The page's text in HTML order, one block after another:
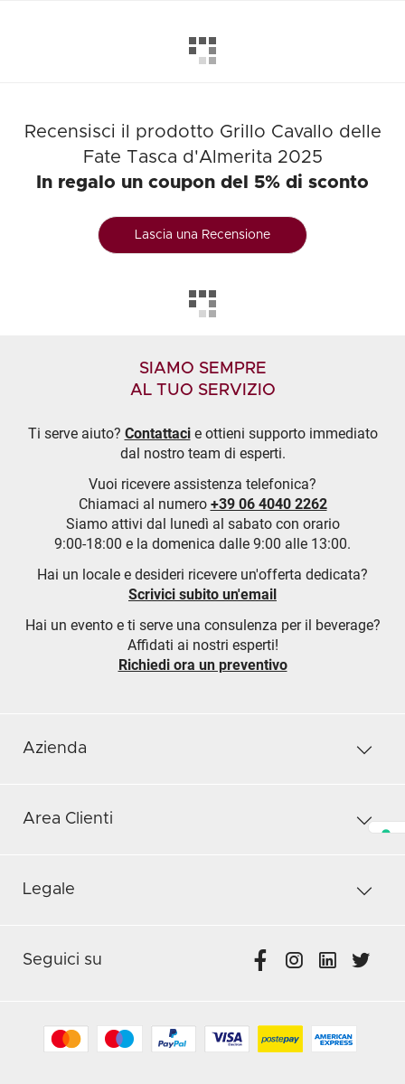
Recensisci il prodotto Grillo Cavallo delle
Fate Tasca d'Almerita 2025
In regalo un coupon del 5% di sconto
Lascia una Recensione
SIAMO SEMPRE
AL TUO SERVIZIO
Ti serve aiuto? Contattacie ottieni supporto immediato
dal nostro team di esperti.
Vuoi ricevere assistenza telefonica?
Chiamaci al numero +39 06 4040 2262
Siamo attivi dal lunedì al sabato con orario
9:00-18:00 e la domenica dalle 9:00 alle 13:00.
Hai un locale e desideri ricevere un'offerta dedicata?
Scrivici subito un'email
Hai un evento e ti serve una consulenza per il beverage?
Affidati ai nostri esperti!
Richiedi ora un preventivo
Azienda
Area Clienti
Legale
Seguici su